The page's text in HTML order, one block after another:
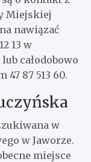
Miejskiej
nawiązać
13 w
całodobowo
87 513 60.
w
w Jaworze.
miejsce